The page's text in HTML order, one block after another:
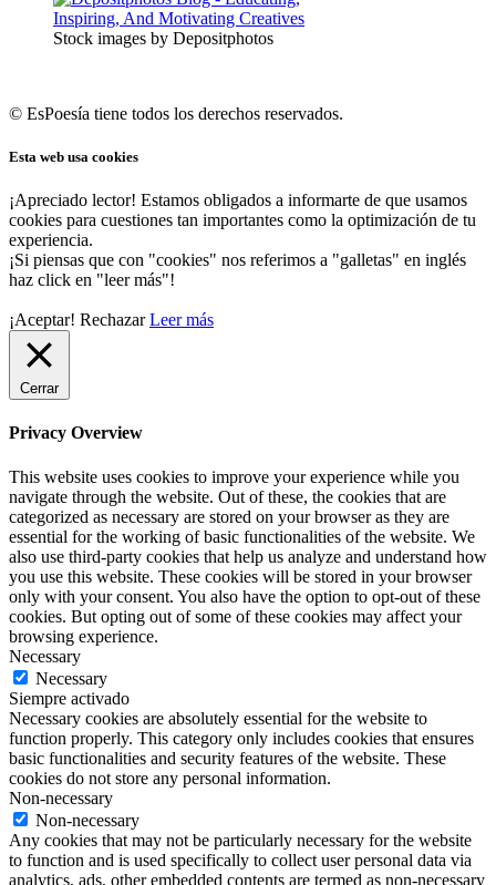
Stock images by Depositphotos
© EsPoesía tiene todos los derechos reservados.
Esta web usa cookies
¡Apreciado lector! Estamos obligados a informarte de que usamos
cookies para cuestiones tan importantes como la optimización de tu
experiencia.
¡Si piensas que con "cookies" nos referimos a "galletas" en inglés
haz click en "leer más"!
¡Aceptar! Rechazar Leer más
Cerrar
Privacy Overview
This website uses cookies to improve your experience while you
navigate through the website. Out of these, the cookies that are
categorized as necessary are stored on your browser as they are
essential for the working of basic functionalities of the website. We
also use third-party cookies that help us analyze and understand how
you use this website. These cookies will be stored in your browser
only with your consent. You also have the option to opt-out of these
cookies. But opting out of some of these cookies may affect your
browsing experience.
Necessary
Necessary
Siempre activado
Necessary cookies are absolutely essential for the website to
function properly. This category only includes cookies that ensures
basic functionalities and security features of the website. These
cookies do not store any personal information.
Non-necessary
Non-necessary
Any cookies that may not be particularly necessary for the website
to function and is used specifically to collect user personal data via
analytics, ads, other embedded contents are termed as non-necessary